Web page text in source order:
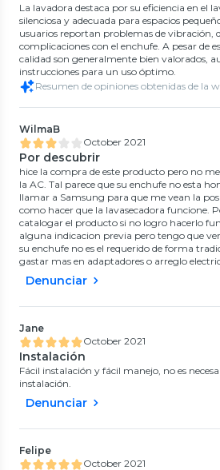
La lavadora destaca por su eficiencia en el
silenciosa y adecuada para espacios
usuarios reportan problemas de vibración,
complicaciones con el enchufe. A pesar de
calidad son generalmente bien valorados,
instrucciones para un uso óptimo.
Resumen de opiniones obtenidas de la
WilmaB
October 2021
Por descubrir
hice la compra de este producto pero no
la AC. Tal parece que su enchufe no esta
llamar a Samsung para que me vean la
como hacer que la lavasecadora funcione.
catalogar el producto si no logro hacerlo
alguna indicacion previa pero tengo que
su enchufe no es el requerido de forma
gastar mas en adaptadores o arreglo
Denunciar
Jane
October 2021
Instalación
Fácil instalación y fácil manejo, no es
instalación.
Denunciar
Felipe
October 2021